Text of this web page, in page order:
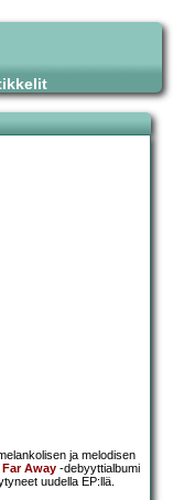
ja melodisen
Far Away -debyyttialbumi
uudella EP:llä.